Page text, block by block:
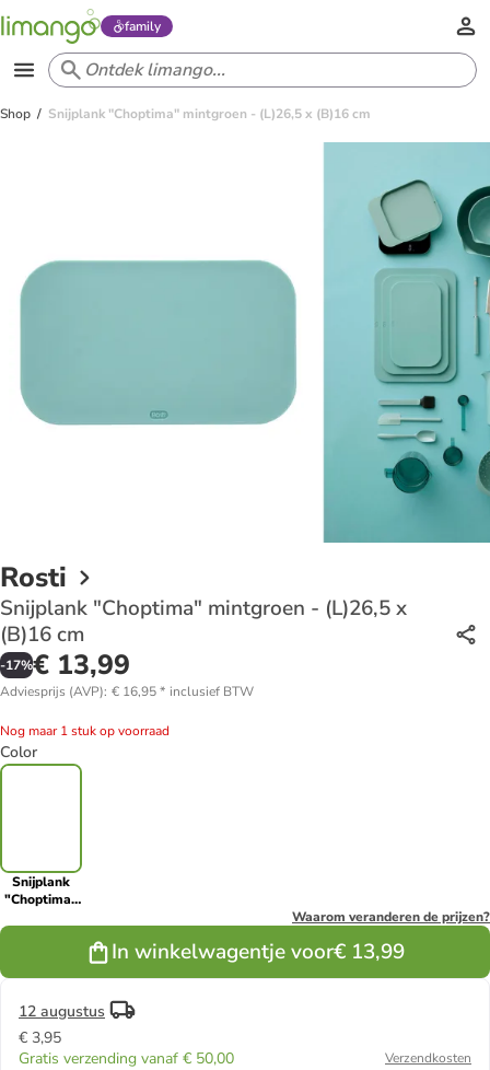
family
Shop Snijplank "Choptima" mintgroen - (L)26,5 x (B)16 cm
Rosti
Snijplank "Choptima" mintgroen - (L)26,5 x
(B)16 cm
-17%€ 13,99
Adviesprijs (AVP): € 16,95* inclusief BTW
Nog maar 1 stuk op voorraad
Color
Snijplank
"Choptima"
Waarom veranderen de prijzen?
In winkelwagentje voor€ 13,99
12 augustus
€ 3,95
Gratis verzending vanaf € 50,00
Verzendkosten